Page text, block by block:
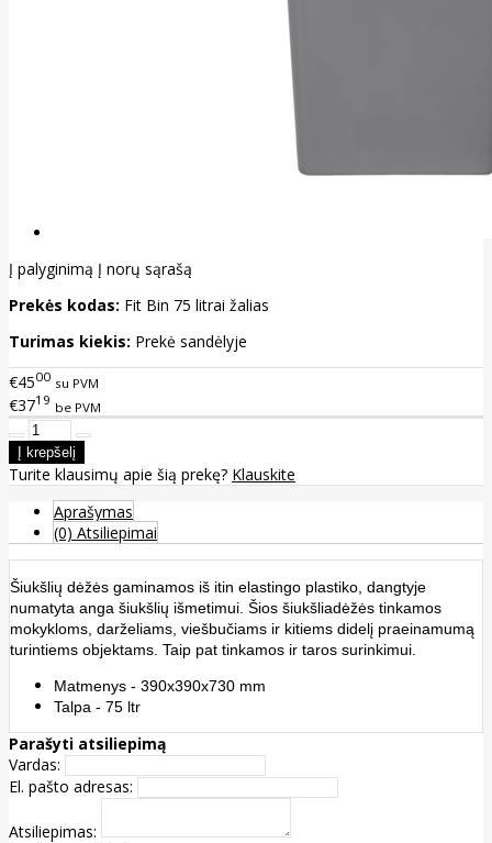
Į palyginimą Į norų sąrašą
Prekės kodas: Fit Bin 75 litrai žalias
Turimas kiekis: Prekė sandėlyje
€4500 su PVM
€3719 be PVM
Turite klausimų apie šią prekę? Klauskite
Aprašymas
(0) Atsiliepimai
Šiukšlių dėžės gaminamos iš itin elastingo plastiko, dangtyje
numatyta anga šiukšlių išmetimui. Šios šiukšliadėžės tinkamos
mokykloms, darželiams, viešbučiams ir kitiems didelį praeinamumą
turintiems objektams. Taip pat tinkamos ir taros surinkimui.
Matmenys - 390x390x730 mm
Talpa - 75 ltr
Parašyti atsiliepimą
Vardas:
El. pašto adresas:
Atsiliepimas: